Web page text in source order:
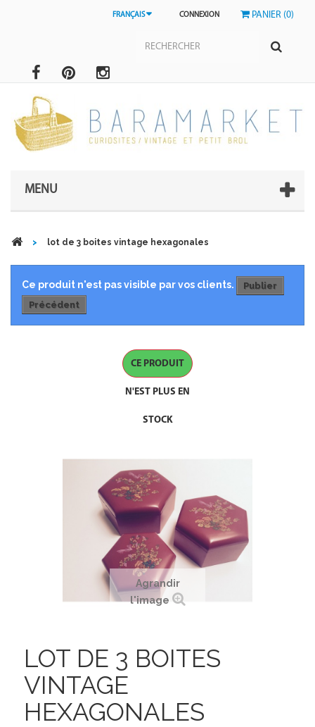
PANIER (0)
CONNEXION
FRANÇAIS
MENU
> lot de 3 boites vintage hexagonales
Ce produit n'est pas visible par vos clients.
Publier
Précédent
CE PRODUIT
N'EST PLUS EN
STOCK
Agrandir
l'image
LOT DE 3 BOITES
VINTAGE
HEXAGONALES